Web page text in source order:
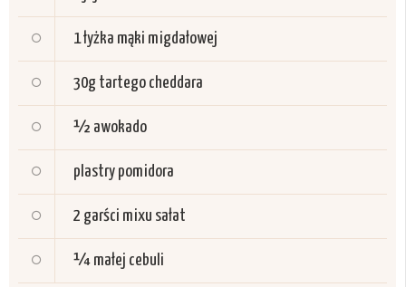
1łyżka mąki migdałowej
30g tartego cheddara
½ awokado
plastry pomidora
2 garści mixu sałat
¼ małej cebuli